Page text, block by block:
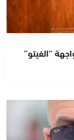
“الفيتو”